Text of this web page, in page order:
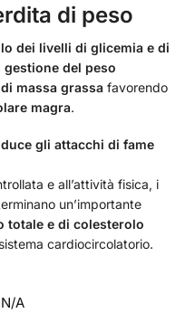
di peso
dei livelli di glicemia e di
gestione del peso
massa grassa favorendo
magra.
gli attacchi di fame
e all’attività fisica, i
un’importante
totale e di colesterolo
cardiocircolatorio.
N/A